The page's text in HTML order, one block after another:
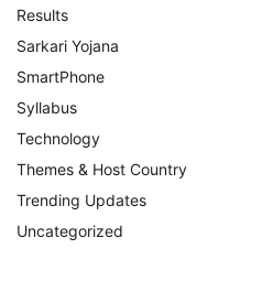
Results
Sarkari Yojana
SmartPhone
Syllabus
Technology
Themes & Host Country
Trending Updates
Uncategorized